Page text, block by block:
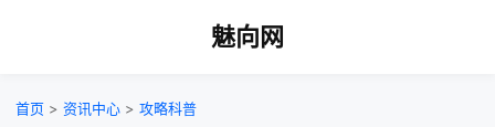
魅向网
首页 > 资讯中心 > 攻略科普